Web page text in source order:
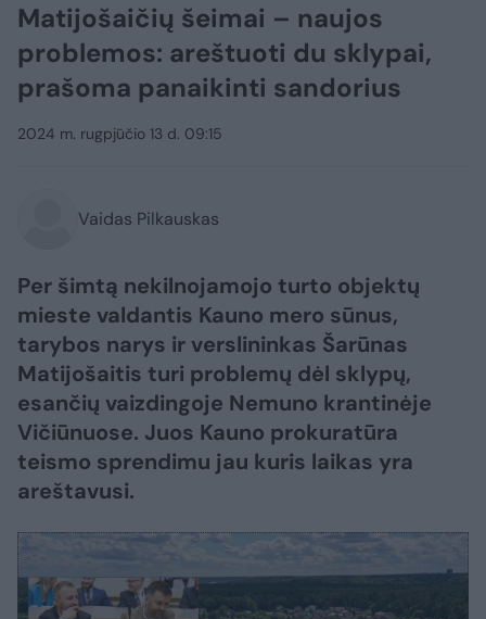
Matijošaičių šeimai – naujos
problemos: areštuoti du sklypai,
prašoma panaikinti sandorius
2024 m. rugpjūčio 13 d. 09:15
Vaidas Pilkauskas
Per šimtą nekilnojamojo turto objektų
mieste valdantis Kauno mero sūnus,
tarybos narys ir verslininkas Šarūnas
Matijošaitis turi problemų dėl sklypų,
esančių vaizdingoje Nemuno krantinėje
Vičiūnuose. Juos Kauno prokuratūra
teismo sprendimu jau kuris laikas yra
areštavusi.